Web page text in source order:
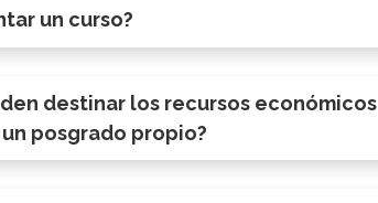
un curso?
destinar los recursos económicos
posgrado propio?